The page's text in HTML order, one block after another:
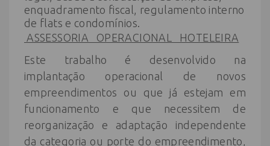
enquadramento fiscal, regulamento interno
de flats e condomínios.
ASSESSORIA OPERACIONAL HOTELEIRA
Este trabalho é desenvolvido na
implantação operacional de novos
empreendimentos ou que já estejam em
funcionamento e que necessitem de
reorganização e adaptação independente
da categoria ou porte do empreendimento,